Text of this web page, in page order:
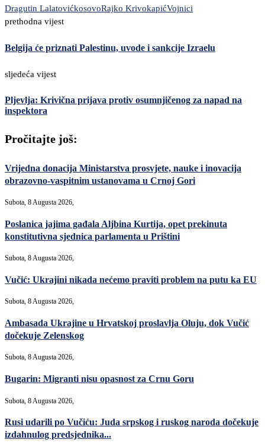
Dragutin LalatovićkosovoRajko KrivokapićVojnici
prethodna vijest
Belgija će priznati Palestinu, uvode i sankcije Izraelu
sljedeća vijest
Pljevlja: Krivična prijava protiv osumnjičenog za napad na
inspektora
Pročitajte još:
Vrijedna donacija Ministarstva prosvjete, nauke i inovacija
obrazovno-vaspitnim ustanovama u Crnoj Gori
Subota, 8 Augusta 2026,
Poslanica jajima gađala Aljbina Kurtija, opet prekinuta
konstitutivna sjednica parlamenta u Prištini
Subota, 8 Augusta 2026,
Vučić: Ukrajini nikada nećemo praviti problem na putu ka EU
Subota, 8 Augusta 2026,
Ambasada Ukrajine u Hrvatskoj proslavlja Oluju, dok Vučić
dočekuje Zelenskog
Subota, 8 Augusta 2026,
Bugarin: Migranti nisu opasnost za Crnu Goru
Subota, 8 Augusta 2026,
Rusi udarili po Vučiću: Juda srpskog i ruskog naroda dočekuje
izdahnulog predsjednika...